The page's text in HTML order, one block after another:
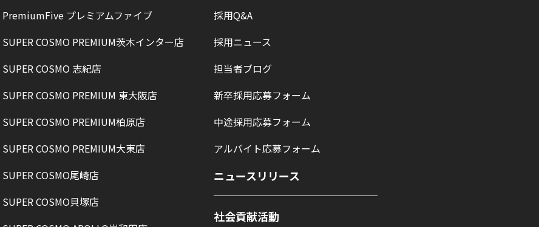
PremiumFive プレミアムファイブ
SUPER COSMO PREMIUM茨木インター店
SUPER COSMO 志紀店
SUPER COSMO PREMIUM 東大阪店
SUPER COSMO PREMIUM柏原店
SUPER COSMO PREMIUM大東店
SUPER COSMO尾崎店
SUPER COSMO貝塚店
採用Q&A
採用ニュース
担当者ブログ
新卒採用応募フォーム
中途採用応募フォーム
アルバイト応募フォーム
ニュースリリース
社会貢献活動